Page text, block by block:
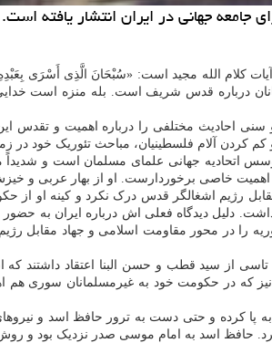
جامعه جهانی در ایران انتشار یافته
کلام الله مجید است: «سُبْحَانَ الَّذِی أَسْرَی
درباره قدس شریف است. بله منزه است
احادیث مختلفی را درباره اهمیت و تقدس
آلام فلسطینیان، مباحث تئوریک خود در
جهانی علمای مسلمان است و شدیداً
اهمیت خاصی برخوردارست. او از بهار عربی و
رژیم اشغالگر قدس درک نکرد و کینه او از
دلیل دیدگاه فعلی اش درباره ایران به
را در محور مقاومت اسلامی و جهاد مقابل
از سید قطب و حسن البنا اعتقاد
که در حکومت خود به غیرمسلمانان سوری
کرده و حتی دست به ترور حافظ اسد و
کرد. حافظ اسد به امام موسی صدر نزدیک بود و